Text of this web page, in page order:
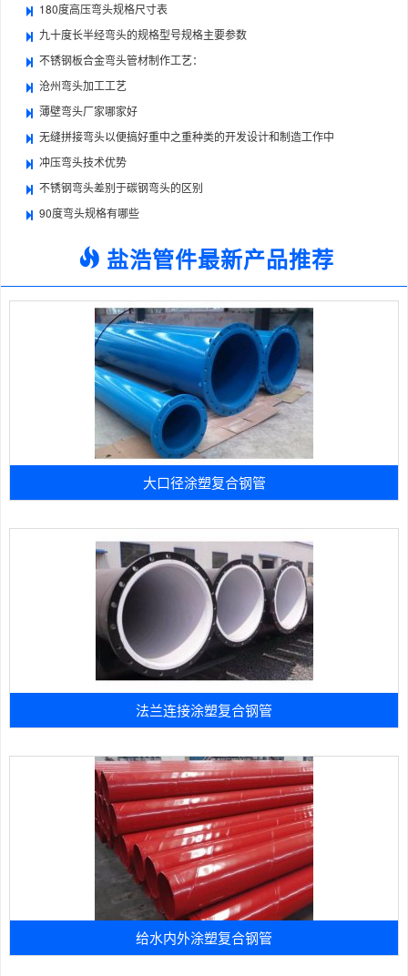
180度高压弯头规格尺寸表
九十度长半经弯头的规格型号规格主要参数
不锈钢板合金弯头管材制作工艺：
沧州弯头加工工艺
薄壁弯头厂家哪家好
无缝拼接弯头以便搞好重中之重种类的开发设计和制造工作中
冲压弯头技术优势
不锈钢弯头差别于碳钢弯头的区别
90度弯头规格有哪些
盐浩管件最新产品推荐
大口径涂塑复合钢管
法兰连接涂塑复合钢管
给水内外涂塑复合钢管